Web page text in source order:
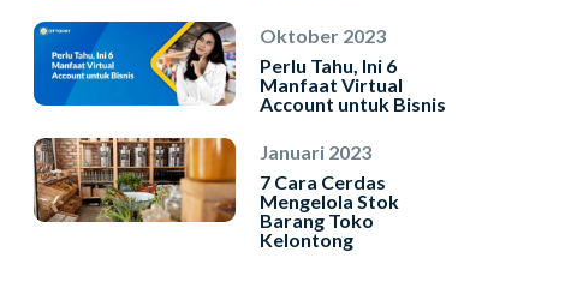
Oktober 2023
Perlu Tahu, Ini 6
Manfaat Virtual
Account untuk Bisnis
Januari 2023
7 Cara Cerdas
Mengelola Stok
Barang Toko
Kelontong